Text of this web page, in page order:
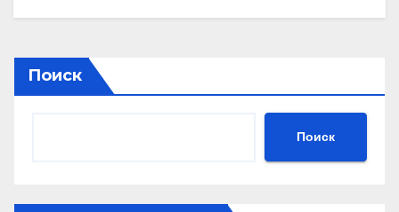
Поиск
Поиск